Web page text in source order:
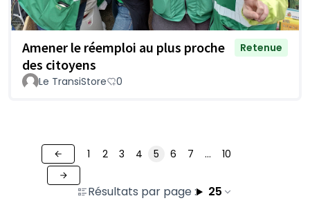
Amener le réemploi au plus proche
des citoyens
Retenue
Le TransiStore 0
Résultats par page : 25
1 2 3 4 5 6 7 … 10